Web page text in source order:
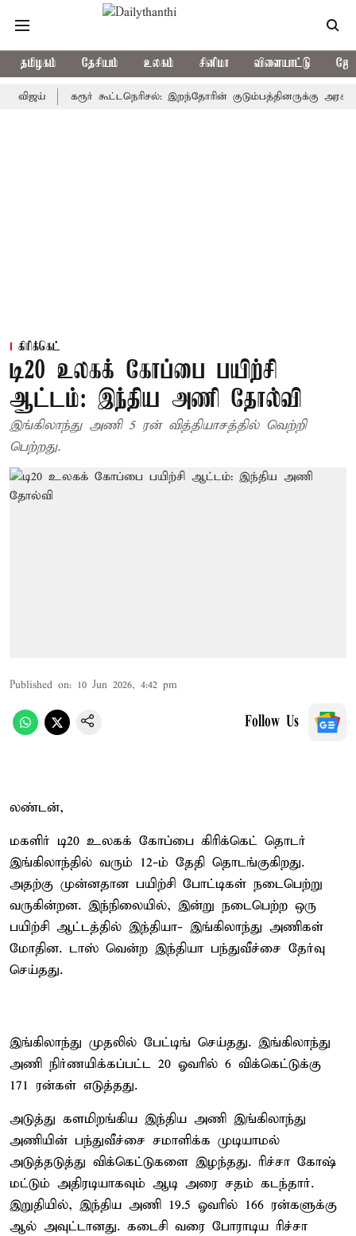
தமிழகம் தேசியம் உலகம் சினிமா விளையாட்டு
கரூர் கூட்டநெரிசல்: இறந்தோரின் குடும்பத்தினருக்கு அரசுப்பணி
கிரிக்கெட்
டி20 உலகக் கோப்பை பயிற்சி
ஆட்டம்: இந்திய அணி தோல்வி
இங்கிலாந்து அணி 5 ரன் வித்தியாசத்தில் வெற்றி
பெற்றது.
Published on: 10 Jun 2026, 4:42 pm
Follow Us
லண்டன்,
மகளிர் டி20 உலகக் கோப்பை கிரிக்கெட் தொடர்
இங்கிலாந்தில் வரும் 12-ம் தேதி தொடங்குகிறது.
அதற்கு முன்னதான பயிற்சி போட்டிகள் நடைபெற்று
வருகின்றன. இந்நிலையில், இன்று நடைபெற்ற ஒரு
பயிற்சி ஆட்டத்தில் இந்தியா- இங்கிலாந்து அணிகள்
மோதின. டாஸ் வென்ற இந்தியா பந்துவீச்சை தேர்வு
செய்தது.
இங்கிலாந்து முதலில் பேட்டிங் செய்தது. இங்கிலாந்து
அணி நிர்ணயிக்கப்பட்ட 20 ஓவரில் 6 விக்கெட்டுக்கு
171 ரன்கள் எடுத்தது.
அடுத்து களமிறங்கிய இந்திய அணி இங்கிலாந்து
அணியின் பந்துவீச்சை சமாளிக்க முடியாமல்
அடுத்தடுத்து விக்கெட்டுகளை இழந்தது. ரிச்சா கோஷ்
மட்டும் அதிரடியாகவும் ஆடி அரை சதம் கடந்தார்.
இறுதியில், இந்திய அணி 19.5 ஓவரில் 166 ரன்களுக்கு
ஆல் அவுட்டானது. கடைசி வரை போராடிய ரிச்சா